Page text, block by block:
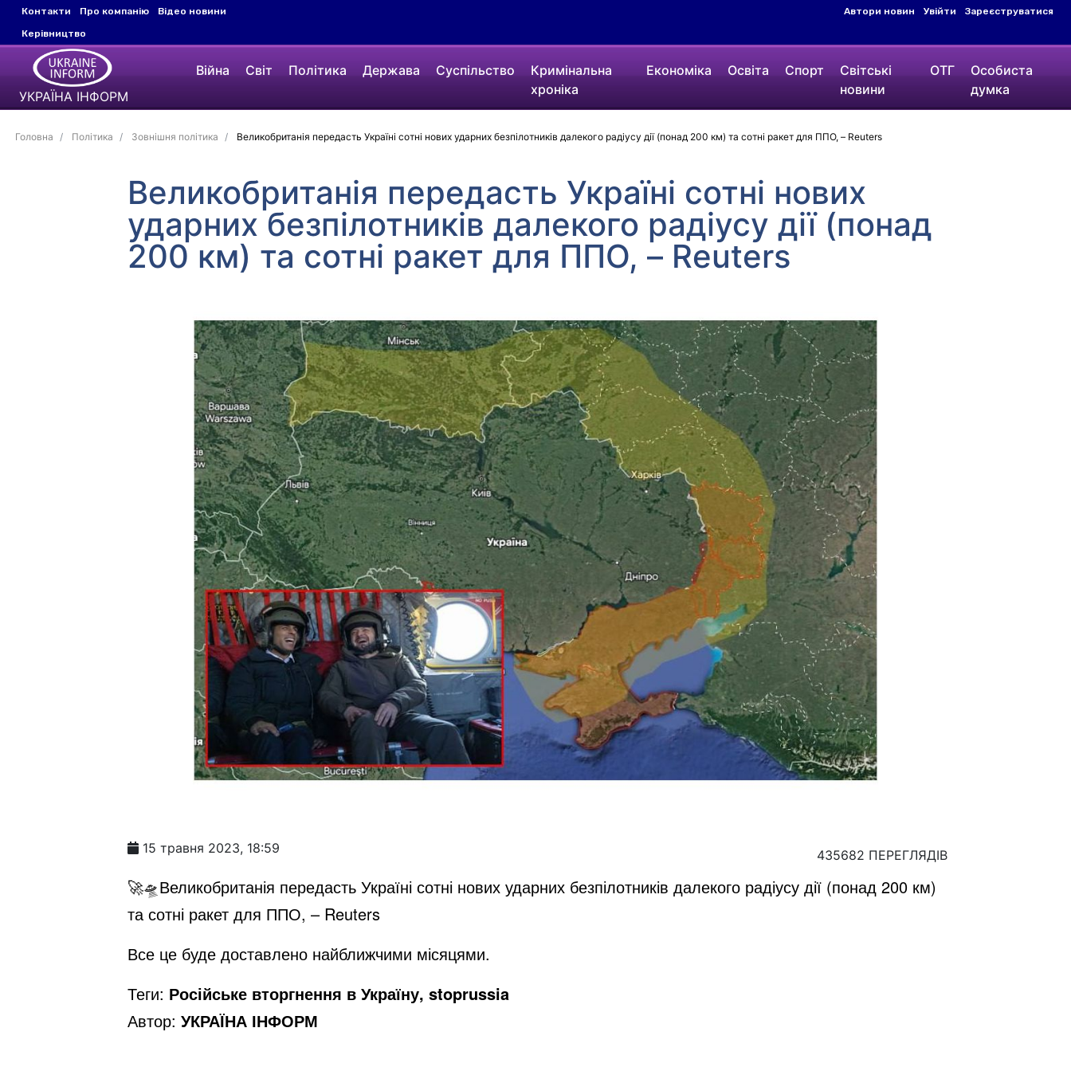
Контакти Про компанію
Відео новини
Керівництво
Автори новин Увійти Зареєструватися
УКРАЇНА ІНФОРМ
Війна Світ Політика Держава Суспільство
Кримінальна
хроніка
Економіка Освіта Спорт
Світські
новини
ОТГ
Особиста
думка
Головна Політика Зовнішня політика Великобританія передасть Україні сотні нових ударних безпілотників далекого радіусу дії (понад 200 км) та сотні ракет для ППО, – Reuters
Великобританія передасть Україні сотні нових
ударних безпілотників далекого радіусу дії (понад
200 км) та сотні ракет для ППО, – Reuters
15 травня 2023, 18:59 435682 ПЕРЕГЛЯДІВ
🚀🛸Великобританія передасть Україні сотні нових ударних безпілотників далекого радіусу дії (понад 200 км)
та сотні ракет для ППО, – Reuters
Все це буде доставлено найближчими місяцями.
Теги: Російське вторгнення в Україну, stoprussia
Автор: УКРАЇНА ІНФОРМ